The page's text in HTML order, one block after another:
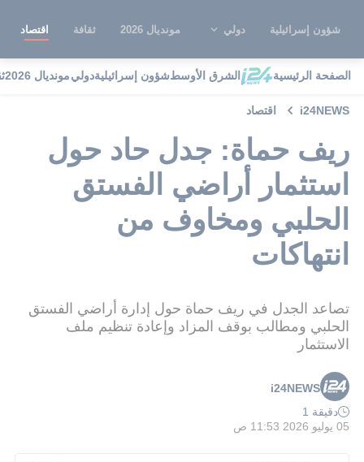
شؤون إسرائيلية دولي مونديال 2026 ثقافة اقتصاد
الصفحة الرئيسية الشرق الأوسطشؤون إسرائيليةدوليمونديال 2026
i24NEWS اقتصاد
ريف حماة: جدل حاد حول
استثمار أراضي الفستق
الحلبي ومخاوف من
انتهاكات
تصاعد الجدل في ريف حماة حول إدارة أراضي الفستق
الحلبي ومطالب بوقف المزاد وإعادة تنظيم ملف
الاستثمار
i24NEWS
دقيقة 1
05 يوليو 2026 11:53 ص